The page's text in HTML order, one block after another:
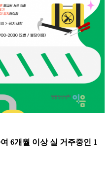
여6개월 이상 실 거주중인 1